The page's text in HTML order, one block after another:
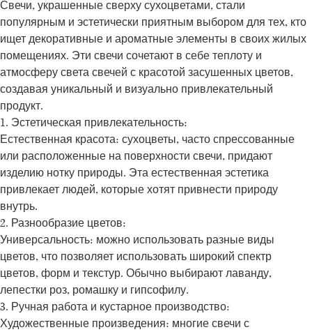
Свечи, украшенные сверху сухоцветами, стали
популярным и эстетически приятным выбором для тех, кто
ищет декоративные и ароматные элементы в своих жилых
помещениях. Эти свечи сочетают в себе теплоту и
атмосферу света свечей с красотой засушенных цветов,
создавая уникальный и визуально привлекательный
продукт.
1. Эстетическая привлекательность:
Естественная красота: сухоцветы, часто спрессованные
или расположенные на поверхности свечи, придают
изделию нотку природы. Эта естественная эстетика
привлекает людей, которые хотят привнести природу
внутрь.
2. Разнообразие цветов:
Универсальность: можно использовать разные виды
цветов, что позволяет использовать широкий спектр
цветов, форм и текстур. Обычно выбирают лаванду,
лепестки роз, ромашку и гипсофилу.
3. Ручная работа и кустарное производство:
Художественные произведения: многие свечи с